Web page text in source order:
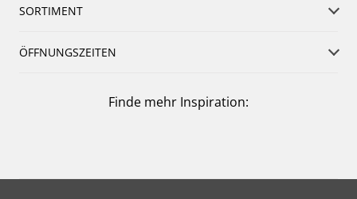
SORTIMENT
ÖFFNUNGSZEITEN
Finde mehr Inspiration: